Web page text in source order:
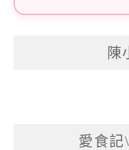
陳
愛食記